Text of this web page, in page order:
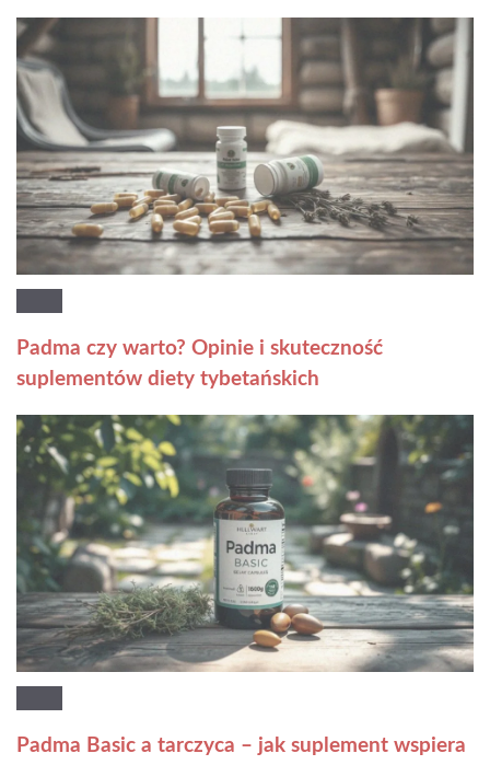
Padma czy warto? Opinie i skuteczność
suplementów diety tybetańskich
Padma Basic a tarczyca – jak suplement wspiera